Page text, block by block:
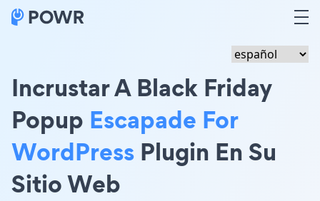
Incrustar A Black Friday
Popup Escapade For
WordPress Plugin En Su
Sitio Web